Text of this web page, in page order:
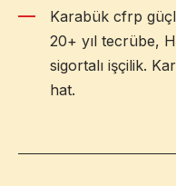
Karabük cfrp
20+ yıl tecrübe,
sigortalı işçilik.
hat.